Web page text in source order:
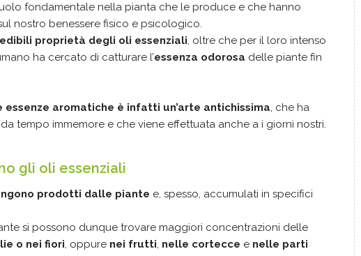
fondamentale nella pianta che le produce e che hanno
nostro benessere fisico e psicologico.
proprietà degli oli essenziali, oltre che per il loro intenso
ha cercato di catturare l’essenza odorosa delle piante fin
essenze aromatiche è infatti un’arte antichissima, che ha
tempo immemore e che viene effettuata anche a i giorni nostri.
gli oli essenziali
prodotti dalle piante e, spesso, accumulati in specifici
si possono dunque trovare maggiori concentrazioni delle
o nei fiori, oppure nei frutti, nelle cortecce e nelle parti